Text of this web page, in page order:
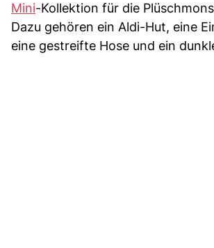
Mini-Kollektion für die
Dazu gehören ein Aldi-Hut, eine
eine gestreifte Hose und ein